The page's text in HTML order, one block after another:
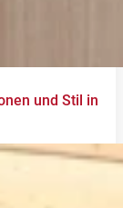
und Stil in